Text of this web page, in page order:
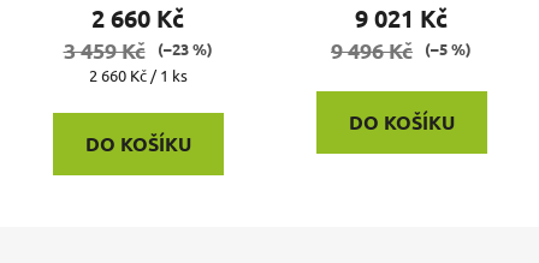
2 660 Kč
3 459 Kč
(–23 %)
Měrná
2 660 Kč / 1 ks
DO KOŠÍKU
9 021 Kč
9 496 Kč (–5 %)
DO KOŠÍKU